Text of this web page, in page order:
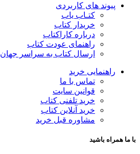
پیوند های کاربردی
کتـاب یاب
خریدار کتاب
درباره کاراکتاب
راهنمای عودت کتاب
ارسال کتاب به سراسر جهان
راهنمایی خرید
تماس با ما
قوانین سایت
خرید تلفنی کتاب
خرید آنلاین کتاب
مشاوره قبل خرید
با ما همراه باشید